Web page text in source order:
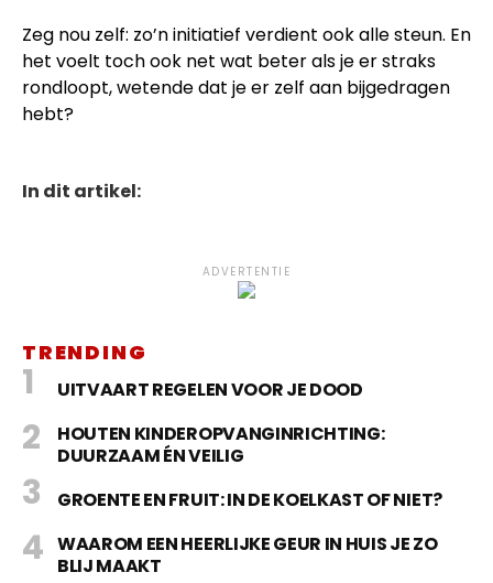
Zeg nou zelf: zo’n initiatief verdient ook alle steun. En
het voelt toch ook net wat beter als je er straks
rondloopt, wetende dat je er zelf aan bijgedragen
hebt?
In dit artikel:
ADVERTENTIE
TRENDING
UITVAART REGELEN VOOR JE DOOD
HOUTEN KINDEROPVANGINRICHTING:
DUURZAAM ÉN VEILIG
GROENTE EN FRUIT: IN DE KOELKAST OF NIET?
WAAROM EEN HEERLIJKE GEUR IN HUIS JE ZO
BLIJ MAAKT